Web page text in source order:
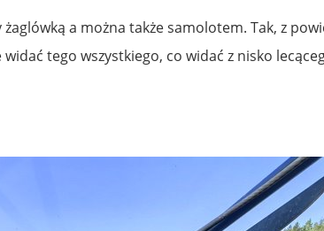
a można także samolotem. Tak, z
tego wszystkiego, co widać z nisko